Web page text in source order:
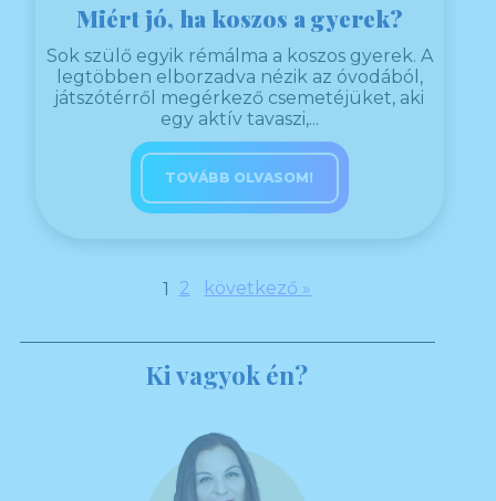
Miért jó, ha koszos a gyerek?
Sok szülő egyik rémálma a koszos gyerek. A
legtöbben elborzadva nézik az óvodából,
játszótérről megérkező csemetéjüket, aki
egy aktív tavaszi,...
TOVÁBB OLVASOM!
1 2 következő »
Ki vagyok én?